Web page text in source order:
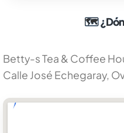
🗺
Betty-s Tea & Coffee
Calle José Echegaray,